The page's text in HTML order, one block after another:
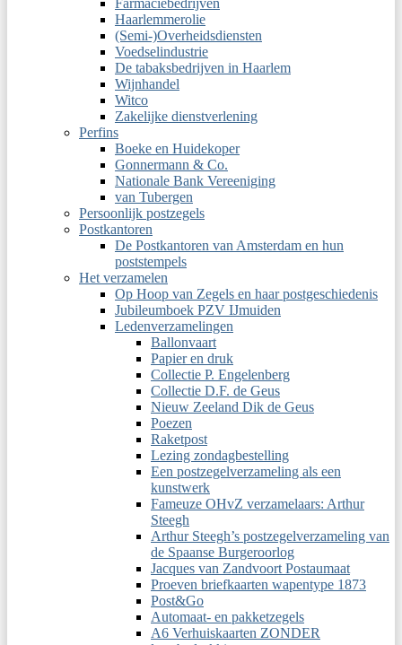
Farmaciebedrijven
Haarlemmerolie
(Semi-)Overheidsdiensten
Voedselindustrie
De tabaksbedrijven in Haarlem
Wijnhandel
Witco
Zakelijke dienstverlening
Perfins
Boeke en Huidekoper
Gonnermann & Co.
Nationale Bank Vereeniging
van Tubergen
Persoonlijk postzegels
Postkantoren
De Postkantoren van Amsterdam en hun
poststempels
Het verzamelen
Op Hoop van Zegels en haar postgeschiedenis
Jubileumboek PZV IJmuiden
Ledenverzamelingen
Ballonvaart
Papier en druk
Collectie P. Engelenberg
Collectie D.F. de Geus
Nieuw Zeeland Dik de Geus
Poezen
Raketpost
Lezing zondagbestelling
Een postzegelverzameling als een
kunstwerk
Fameuze OHvZ verzamelaars: Arthur
Steegh
Arthur Steegh’s postzegelverzameling van
de Spaanse Burgeroorlog
Jacques van Zandvoort Postaumaat
Proeven briefkaarten wapentype 1873
Post&Go
Automaat- en pakketzegels
A6 Verhuiskaarten ZONDER